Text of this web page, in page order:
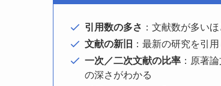
引用数の多さ ：文献数が多い
文献の新旧 ：最新の研究を引
一次／二次文献の比率 ：原著
の深さがわかる